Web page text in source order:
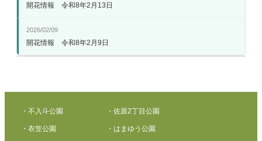
開花情報 令和8年2月13日
2026/02/09
開花情報 令和8年2月9日
・不入斗公園
・衣笠公園
・佐原2丁目公園
・はまゆう公園